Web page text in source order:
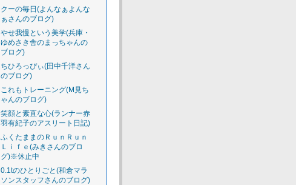
クーの毎日(よんなぁよんな
ぁさんのブログ)
やせ我慢という美学(兵庫・
ゆめさき舎のまっちゃんの
ブログ)
ちひろっぴぃ(田中千洋さん
のブログ)
これもトレーニング(M見ち
ゃんのブログ)
笑顔と素直な心(ランナー赤
羽有紀子のアスリート日記)
ふくたままのＲｕｎＲｕｎ
Ｌｉｆｅ(みきさんのブロ
グ)※休止中
0.1tのひとりごと(和倉マラ
ソンスタッフさんのブログ)